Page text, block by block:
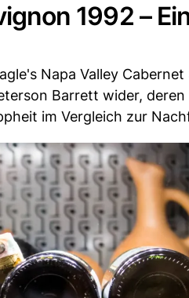
1992 –
Napa Valley
Barrett wider,
im Vergleich zur